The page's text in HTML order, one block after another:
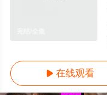
 在线观看